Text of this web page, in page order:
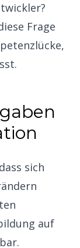
Frage
sich
auf